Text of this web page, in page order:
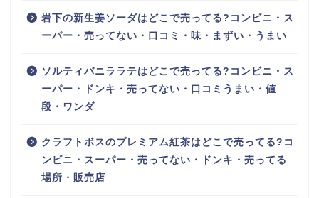
岩下の新生姜ソーダはどこで売ってる?コンビニ・ス
ーパー・売ってない・口コミ・味・まずい・うまい
ソルティバニララテはどこで売ってる?コンビニ・ス
ーパー・ドンキ・売ってない・口コミうまい・値
段・ワンダ
クラフトボスのプレミアム紅茶はどこで売ってる?コ
ンビニ・スーパー・売ってない・ドンキ・売ってる
場所・販売店